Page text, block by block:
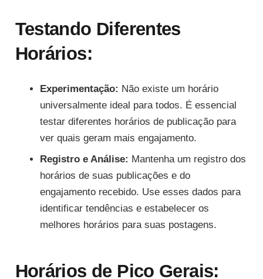
Testando Diferentes
Horários:
Experimentação: Não existe um horário
universalmente ideal para todos. É essencial
testar diferentes horários de publicação para
ver quais geram mais engajamento.
Registro e Análise: Mantenha um registro dos
horários de suas publicações e do
engajamento recebido. Use esses dados para
identificar tendências e estabelecer os
melhores horários para suas postagens.
Horários de Pico Gerais: